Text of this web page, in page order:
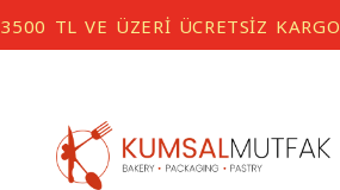
3500 TL VE ÜZERİ ÜCRETSİZ KARGO